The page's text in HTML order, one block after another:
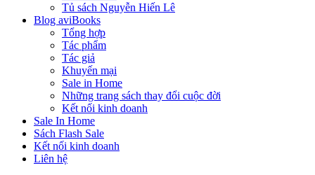
Tủ sách Nguyễn Hiến Lê
Blog aviBooks
Tổng hợp
Tác phẩm
Tác giả
Khuyến mại
Sale in Home
Những trang sách thay đổi cuộc đời
Kết nối kinh doanh
Sale In Home
Sách Flash Sale
Kết nối kinh doanh
Liên hệ